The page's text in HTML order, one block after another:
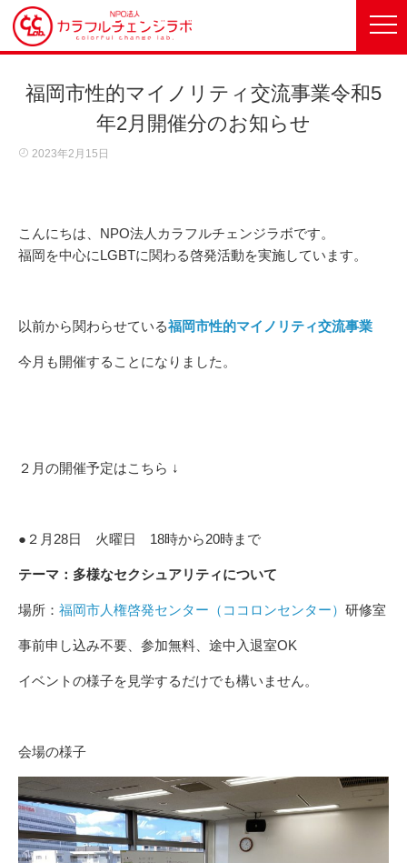
福岡市性的マイノリティ交流事業令和5
年2月開催分のお知らせ
2023年2月15日
こんにちは、NPO法人カラフルチェンジラボです。
福岡を中心にLGBTに関わる啓発活動を実施しています。
以前から関わらせている福岡市性的マイノリティ交流事業
今月も開催することになりました。
２月の開催予定はこちら ↓
●２月28日 火曜日 18時から20時まで
テーマ：多様なセクシュアリティについて
場所： 福岡市人権啓発センター（ココロンセンター） 研修室
事前申し込み不要、参加無料、途中入退室OK
イベントの様子を見学するだけでも構いません。
会場の様子